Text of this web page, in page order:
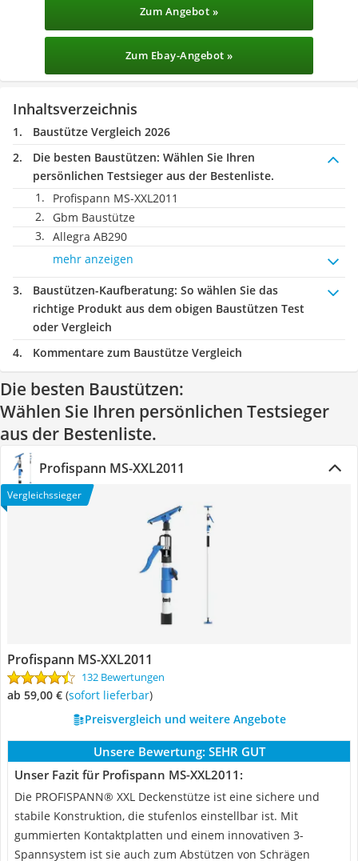
Zum Angebot »
Zum Ebay-Angebot »
Inhaltsverzeichnis
Baustütze Vergleich 2026
Die besten Baustützen: Wählen Sie Ihren
persönlichen Testsieger aus der Bestenliste.
Profispann MS-XXL2011
Gbm Baustütze
Allegra AB290
mehr anzeigen
Baustützen-Kaufberatung: So wählen Sie das
richtige Produkt aus dem obigen Baustützen Test
oder Vergleich
Kommentare zum Baustütze Vergleich
Die besten Baustützen:
Wählen Sie Ihren persönlichen Testsieger
aus der Bestenliste.
Profispann MS-XXL2011
Vergleichssieger
Profispann MS-XXL2011
132 Bewertungen
ab 59,00 € ( Sofort lieferbar)
Preisvergleich und weitere Angebote
Unsere Bewertung: SEHR GUT
Unser Fazit für Profispann MS-XXL2011:
Die PROFISPANN® XXL Deckenstütze ist eine sichere und
stabile Konstruktion, die stufenlos einstellbar ist. Mit
gummierten Kontaktplatten und einem innovativen 3-
Spannsystem ist sie auch zum Abstützen von Schrägen